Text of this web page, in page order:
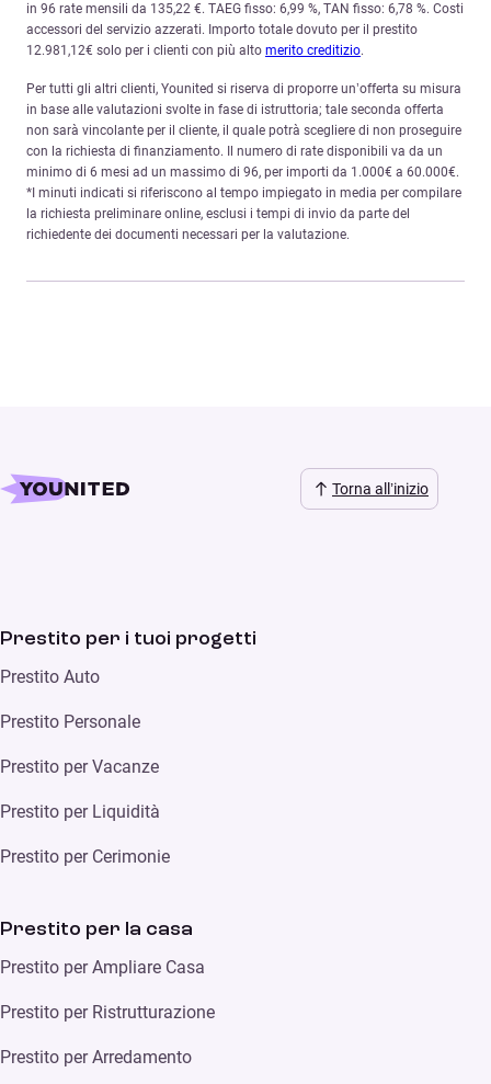
in 96 rate mensili da 135,22 €. TAEG fisso: 6,99 %, TAN fisso: 6,78 %. Costi
accessori del servizio azzerati. Importo totale dovuto per il prestito
12.981,12€ solo per i clienti con più alto merito creditizio.
Per tutti gli altri clienti, Younited si riserva di proporre un’offerta su misura
in base alle valutazioni svolte in fase di istruttoria; tale seconda offerta
non sarà vincolante per il cliente, il quale potrà scegliere di non proseguire
con la richiesta di finanziamento. Il numero di rate disponibili va da un
minimo di 6 mesi ad un massimo di 96, per importi da 1.000€ a 60.000€.
*I minuti indicati si riferiscono al tempo impiegato in media per compilare
la richiesta preliminare online, esclusi i tempi di invio da parte del
richiedente dei documenti necessari per la valutazione.
Torna all’inizio
Prestito per i tuoi progetti
Prestito Auto
Prestito Personale
Prestito per Vacanze
Prestito per Liquidità
Prestito per Cerimonie
Prestito per la casa
Prestito per Ampliare Casa
Prestito per Ristrutturazione
Prestito per Arredamento